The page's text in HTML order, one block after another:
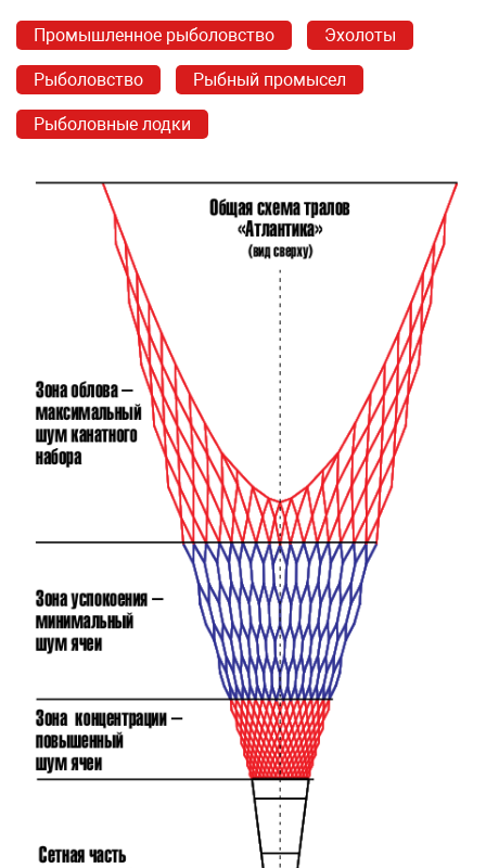
Промышленное рыболовство Эхолоты
Рыболовство Рыбный промысел
Рыболовные лодки